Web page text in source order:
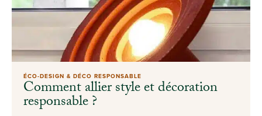
ÉCO-DESIGN & DÉCO RESPONSABLE
Comment allier style et décoration
responsable ?